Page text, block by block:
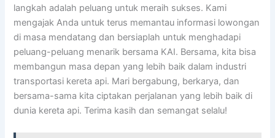
langkah adalah peluang untuk meraih sukses. Kami
mengajak Anda untuk terus memantau informasi lowongan
di masa mendatang dan bersiaplah untuk menghadapi
peluang-peluang menarik bersama KAI. Bersama, kita bisa
membangun masa depan yang lebih baik dalam industri
transportasi kereta api. Mari bergabung, berkarya, dan
bersama-sama kita ciptakan perjalanan yang lebih baik di
dunia kereta api. Terima kasih dan semangat selalu!